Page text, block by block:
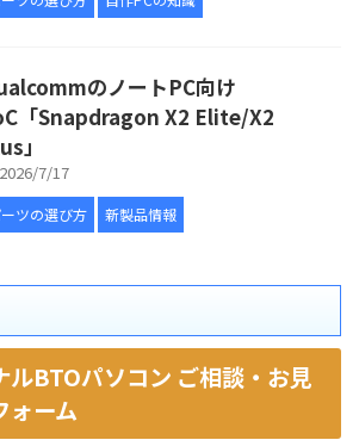
のノートPC向け
「Snapdragon X2 Elite/X2
」
2026/7/17
ツの選び方 新製品情報
ルBTOパソコン ご相談・お見
ォーム